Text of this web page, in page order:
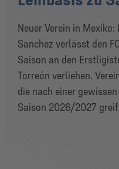
Neuer Verein in
Sanchez verlässt den
Saison an den
Torreón verliehen.
die nach einer
Saison 2026/2027